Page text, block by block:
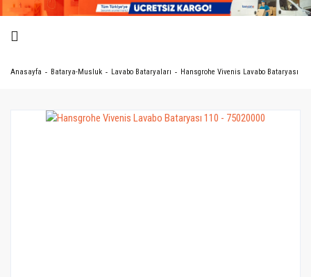
Anasayfa Batarya-Musluk Lavabo Bataryaları Hansgrohe Vivenis Lavabo Bataryası 110